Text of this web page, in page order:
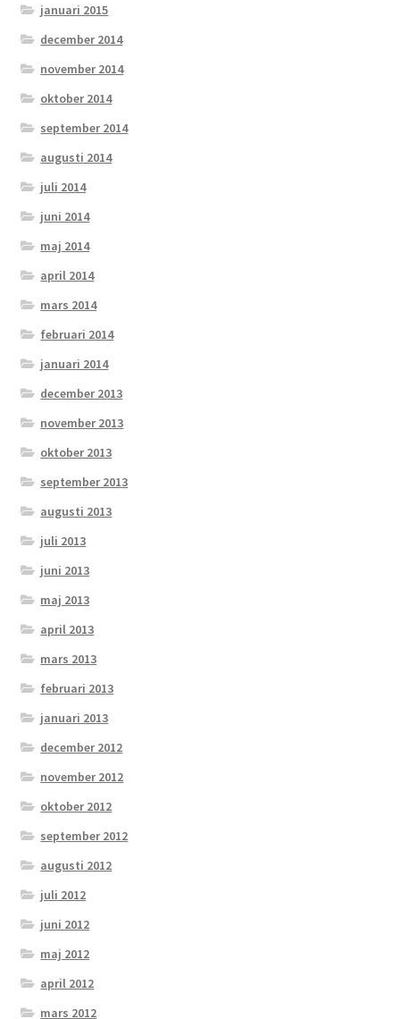
januari 2015
december 2014
november 2014
oktober 2014
september 2014
augusti 2014
juli 2014
juni 2014
maj 2014
april 2014
mars 2014
februari 2014
januari 2014
december 2013
november 2013
oktober 2013
september 2013
augusti 2013
juli 2013
juni 2013
maj 2013
april 2013
mars 2013
februari 2013
januari 2013
december 2012
november 2012
oktober 2012
september 2012
augusti 2012
juli 2012
juni 2012
maj 2012
april 2012
mars 2012